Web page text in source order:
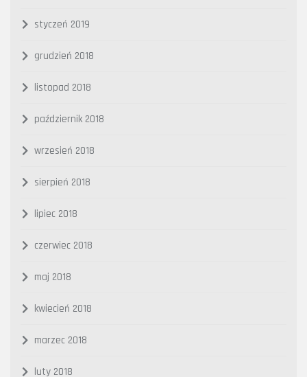
styczeń 2019
grudzień 2018
listopad 2018
październik 2018
wrzesień 2018
sierpień 2018
lipiec 2018
czerwiec 2018
maj 2018
kwiecień 2018
marzec 2018
luty 2018